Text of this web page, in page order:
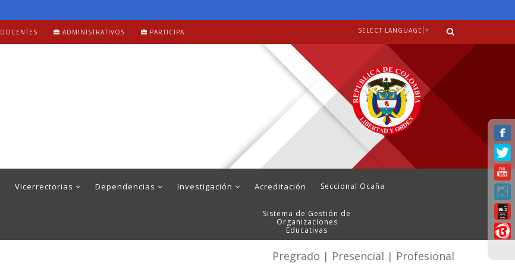
DOCENTES ADMINISTRATIVOS PARTICIPA SELECT LANGUAGE ▼
Vicerrectorias Dependencias Investigación Acreditación Seccional Ocaña
Sistema de Gestión de
Organizaciones
Educativas
Pregrado | Presencial | Profesional